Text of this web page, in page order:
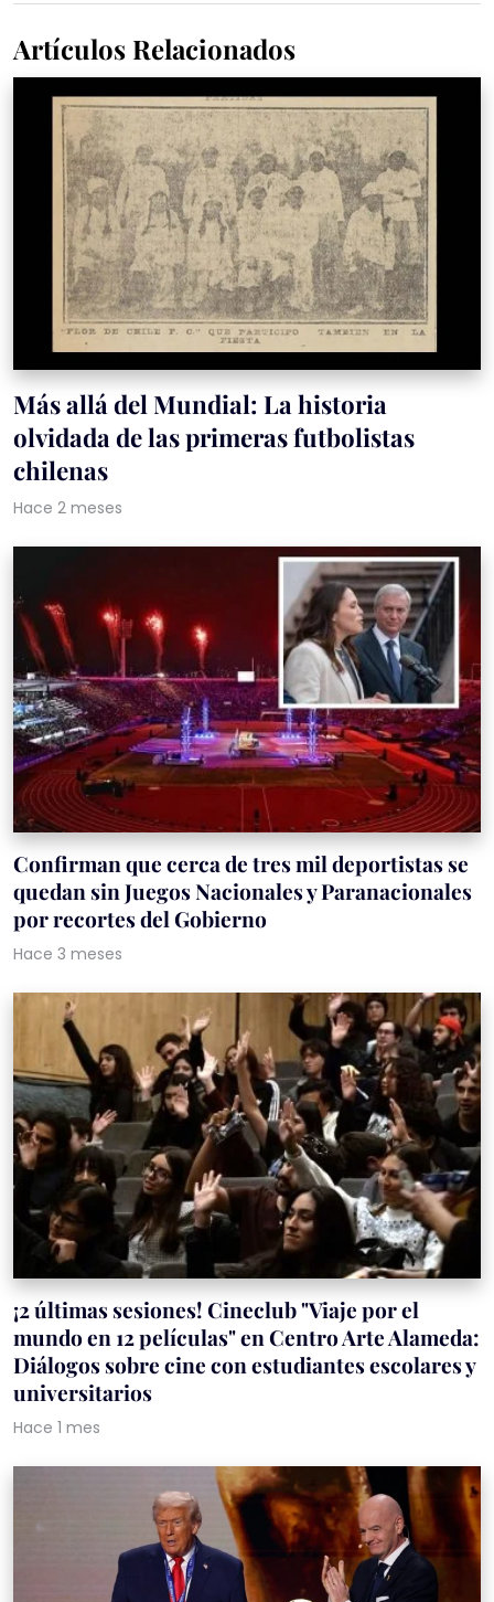
Artículos Relacionados
Más allá del Mundial: La historia
olvidada de las primeras futbolistas
chilenas
Hace 2 meses
Confirman que cerca de tres mil deportistas se
quedan sin Juegos Nacionales y Paranacionales
por recortes del Gobierno
Hace 3 meses
¡2 últimas sesiones! Cineclub "Viaje por el
mundo en 12 películas" en Centro Arte Alameda:
Diálogos sobre cine con estudiantes escolares y
universitarios
Hace 1 mes